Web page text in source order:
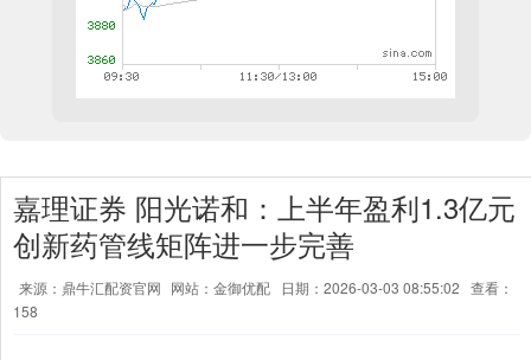
嘉理证券 阳光诺和：上半年盈利1.3亿元
创新药管线矩阵进一步完善
来源：鼎牛汇配资官网 网站：金御优配 日期：2026-03-03 08:55:02 查看：
158